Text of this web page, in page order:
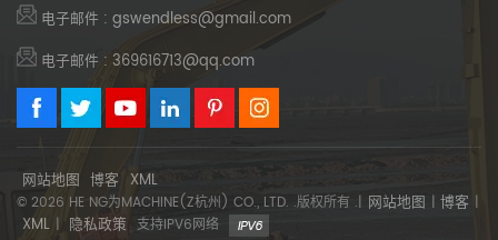
电子邮件 : gswendless@gmail.com
电子邮件 : 369616713@qq.com
网站地图 博客 XML
© 2026 HE NG为MACHINE(Z杭州) CO., LTD. .版权所有 .| 网站地图 | 博客 |
XML | 隐私政策 支持IPV6网络